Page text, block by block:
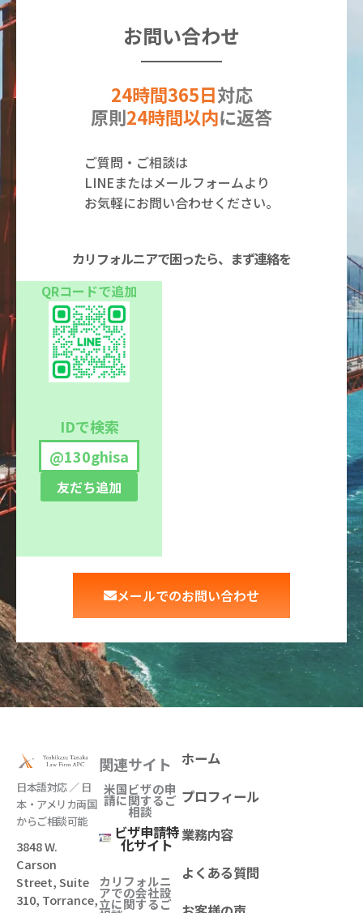
お問い合わせ
24時間365日対応
原則24時間以内に返答
ご質問・ご相談は
LINEまたはメールフォームより
お気軽にお問い合わせください。
カリフォルニアで困ったら、まず連絡を
QRコードで追加
IDで検索
@130ghisa
友だち追加
メールでのお問い合わせ
日本語対応 ／ 日
本・アメリカ両国
からご相談可能
3848 W.
Carson
Street, Suite
310, Torrance,
関連サイト
米国ビザの申
請に関するご
相談
ビザ申請特
化サイト
カリフォルニ
アでの会社設
立に関するご
ホーム
プロフィール
業務内容
よくある質問